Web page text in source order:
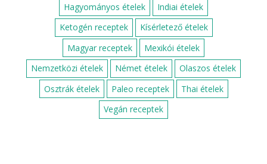
Hagyományos ételek
Indiai ételek
Ketogén receptek
Kísérletező ételek
Magyar receptek
Mexikói ételek
Nemzetközi ételek
Német ételek
Olaszos ételek
Osztrák ételek
Paleo receptek
Thai ételek
Vegán receptek